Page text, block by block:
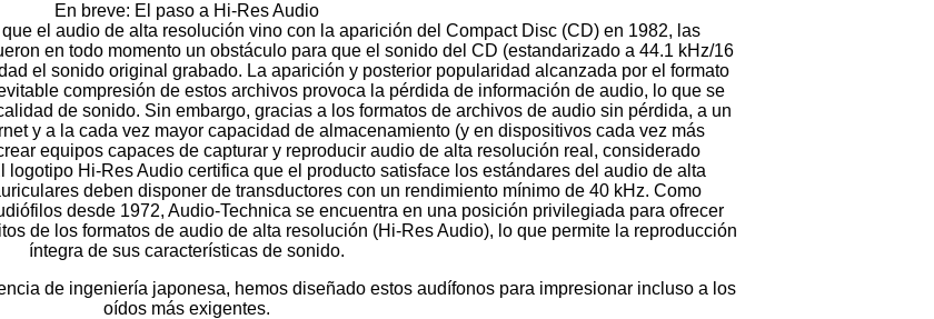
En breve: El paso a Hi-Res Audio
el audio de alta resolución vino con la aparición del Compact Disc (CD) en 1982, las
en todo momento un obstáculo para que el sonido del CD (estandarizado a 44.1 kHz/16
el sonido original grabado. La aparición y posterior popularidad alcanzada por el formato
compresión de estos archivos provoca la pérdida de información de audio, lo que se
de sonido. Sin embargo, gracias a los formatos de archivos de audio sin pérdida, a un
y a la cada vez mayor capacidad de almacenamiento (y en dispositivos cada vez más
equipos capaces de capturar y reproducir audio de alta resolución real, considerado
logotipo Hi-Res Audio certifica que el producto satisface los estándares del audio de alta
deben disponer de transductores con un rendimiento mínimo de 40 kHz. Como
desde 1972, Audio-Technica se encuentra en una posición privilegiada para ofrecer
de los formatos de audio de alta resolución (Hi-Res Audio), lo que permite la reproducción
íntegra de sus características de sonido.
de ingeniería japonesa, hemos diseñado estos audífonos para impresionar incluso a los
oídos más exigentes.